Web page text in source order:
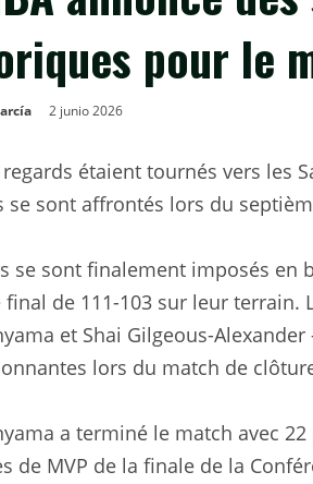
pour le
2 junio 2026
étaient tournés vers les
se sont affrontés lors du
se sont finalement imposés en
final de 111-103 sur leur terrain.
et Shai Gilgeous-
lors du match de
a terminé le match avec
de MVP de la finale de la